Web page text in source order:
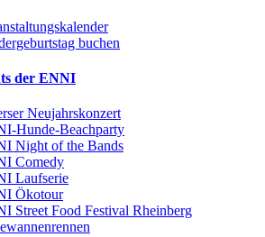
buchen
der ENNI
Neujahrskonzert
Hunde-Beachparty
Night of the Bands
Comedy
Laufserie
Ökotour
Street Food Festival Rheinberg